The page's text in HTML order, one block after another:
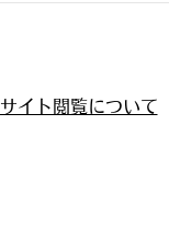
サイト閲覧について